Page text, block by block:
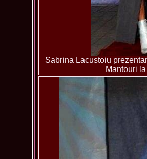
Sabrina Lacustoiu
Mantouri